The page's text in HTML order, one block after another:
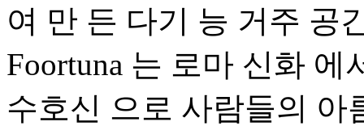
여 만 든 다기 능 거주 공
Foortuna 는 로마 신화
수호신 으로 사람들의 아